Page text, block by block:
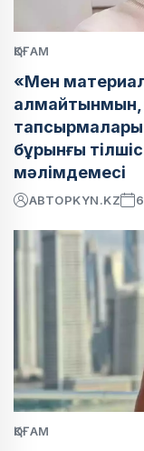
ҚОҒАМ
«Мен
алмайтынмын,
бұрынғы
мәлімдемесі
АВТОРKYN.KZ
ҚОҒАМ